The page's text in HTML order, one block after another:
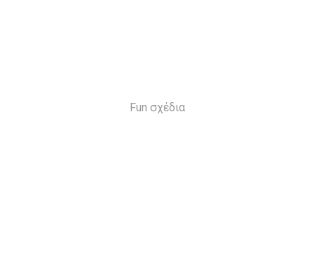
Fun σχέδια